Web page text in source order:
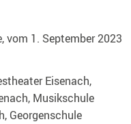
vom 1. September 2023
Eisenach,
Musikschule
Georgenschule